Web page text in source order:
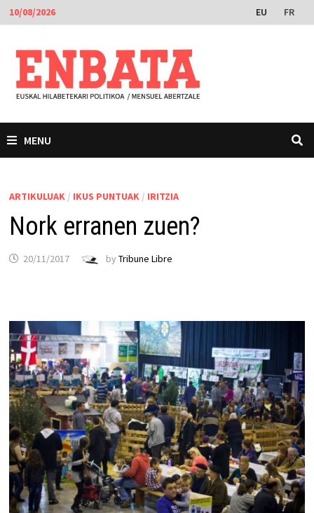
Skip
to
content
10/08/2026 EU FR
MENU
ARTIKULUAK / IKUS PUNTUAK / IRITZIA
Nork erranen zuen?
20/11/2017 by Tribune Libre